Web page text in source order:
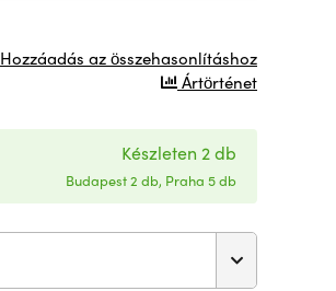
Hozzáadás az összehasonlításhoz
Ártörténet
Készleten 2 db
Budapest 2 db, Praha 5 db